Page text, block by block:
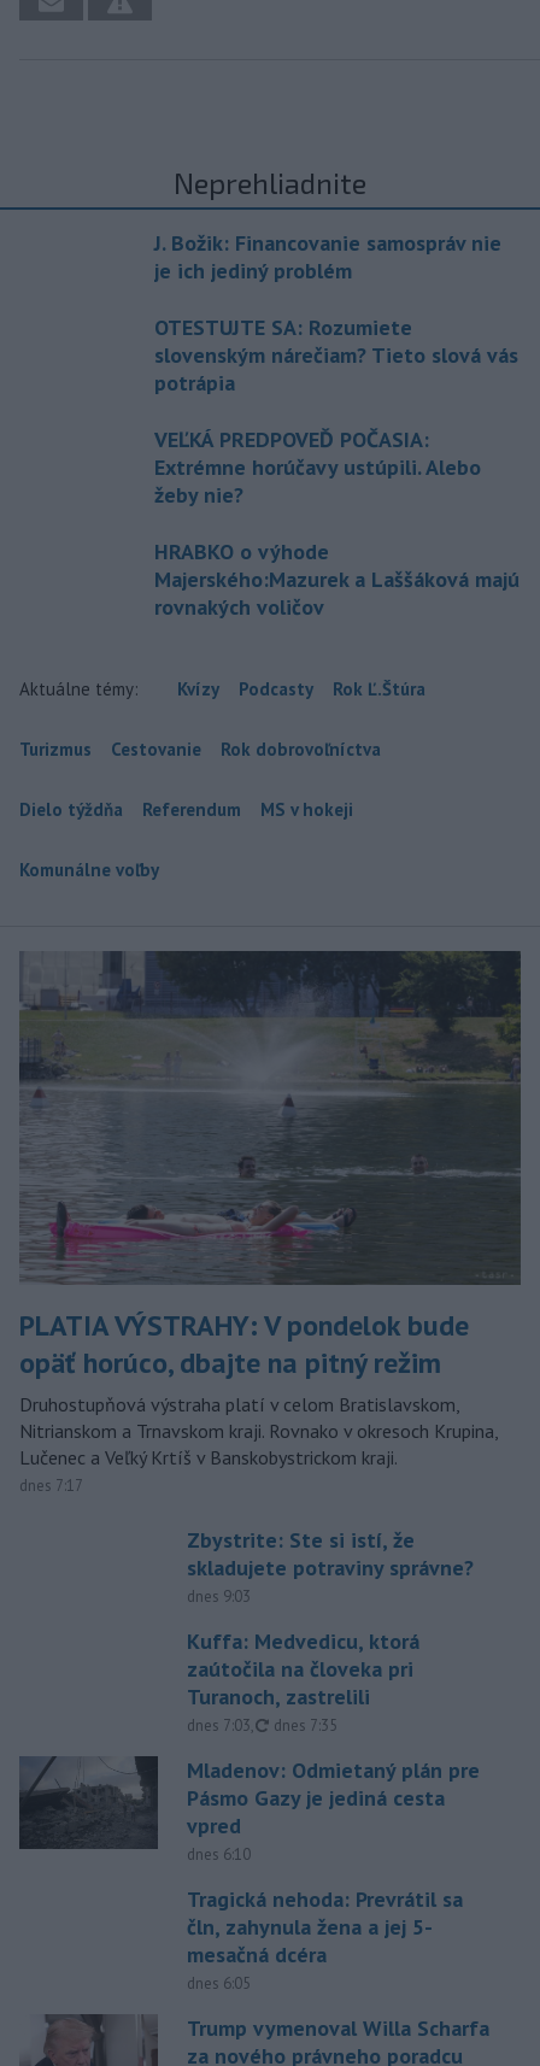
Neprehliadnite
J. Božik: Financovanie samospráv nie
je ich jediný problém
OTESTUJTE SA: Rozumiete
slovenským nárečiam? Tieto slová vás
potrápia
VEĽKÁ PREDPOVEĎ POČASIA:
Extrémne horúčavy ustúpili. Alebo
žeby nie?
HRABKO o výhode
Majerského:Mazurek a Laššáková majú
rovnakých voličov
Aktuálne témy: Kvízy Podcasty Rok Ľ.Štúra
Turizmus Cestovanie Rok dobrovoľníctva
Dielo týždňa Referendum MS v hokeji
Komunálne voľby
PLATIA VÝSTRAHY: V pondelok bude
opäť horúco, dbajte na pitný režim
Druhostupňová výstraha platí v celom Bratislavskom,
Nitrianskom a Trnavskom kraji. Rovnako v okresoch Krupina,
Lučenec a Veľký Krtíš v Banskobystrickom kraji.
dnes 7:17
Zbystrite: Ste si istí, že
skladujete potraviny správne?
dnes 9:03
Kuffa: Medvedicu, ktorá
zaútočila na človeka pri
Turanoch, zastrelili
dnes 7:03, aktualizované
dnes 7:35
Mladenov: Odmietaný plán pre
Pásmo Gazy je jediná cesta
vpred
dnes 6:10
Tragická nehoda: Prevrátil sa
čln, zahynula žena a jej 5-
mesačná dcéra
dnes 6:05
Trump vymenoval Willa Scharfa
za nového právneho poradcu